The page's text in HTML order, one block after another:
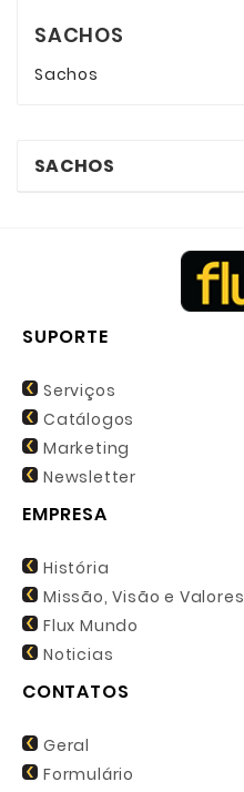
SACHOS
Sachos
SACHOS
SUPORTE
Serviços
Catálogos
Marketing
Newsletter
EMPRESA
História
Missão, Visão e Valores
Flux Mundo
Noticias
CONTATOS
Geral
Formulário